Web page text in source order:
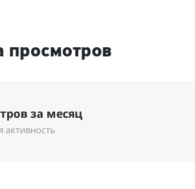
просмотров
за месяц
активность